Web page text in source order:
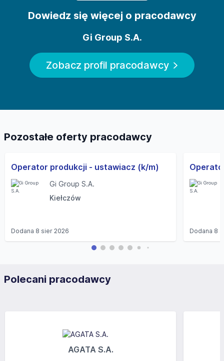
Dowiedz się więcej o pracodawcy
Gi Group S.A.
Zobacz profil pracodawcy
Pozostałe oferty pracodawcy
Operator produkcji - ustawiacz (k/m)
Gi Group S.A.
Kiełczów
Dodana 8 sier 2026 Dodana 8
Polecani pracodawcy
AGATA S.A.